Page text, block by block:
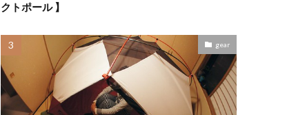
クトポール 】
gear